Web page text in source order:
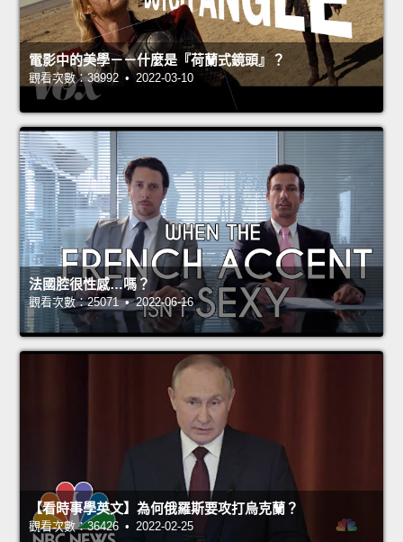
電影中的美學－－什麼是『荷蘭式鏡頭』？
觀看次數：38992 • 2022-03-10
法國腔很性感…嗎？
觀看次數：25071 • 2022-06-16
【看時事學英文】為何俄羅斯要攻打烏克蘭？
觀看次數：36426 • 2022-02-25